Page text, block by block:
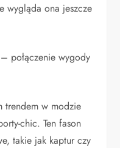
wygląda ona jeszcze
połączenie wygody
trendem w modzie
chic. Ten fason
takie jak kaptur czy